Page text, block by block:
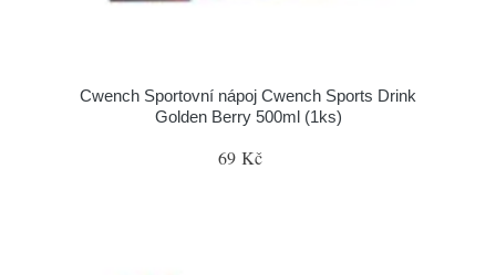
Cwench Sportovní nápoj Cwench Sports Drink
Golden Berry 500ml (1ks)
69 Kč